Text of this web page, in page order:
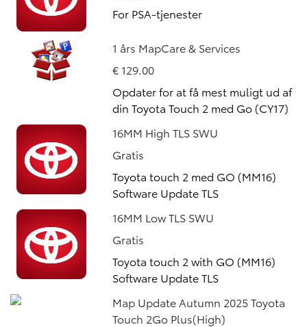
For PSA-tjenester
1 års MapCare & Services
€ 129.00
Opdater for at få mest muligt ud af
din Toyota Touch 2 med Go (CY17)
16MM High TLS SWU
Gratis
Toyota touch 2 med GO (MM16)
Software Update TLS
16MM Low TLS SWU
Gratis
Toyota touch 2 with GO (MM16)
Software Update TLS
Map Update Autumn 2025 Toyota
Touch 2Go Plus(High)